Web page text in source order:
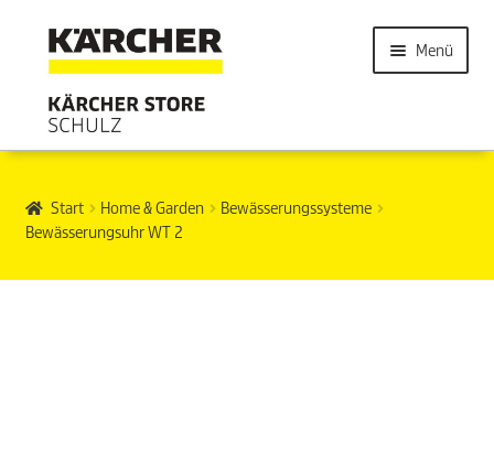
Menü
Start Home & Garden
Bewässerungssysteme
Bewässerungsuhr WT 2